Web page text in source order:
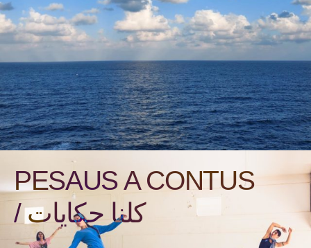
PESAUS A CONTUS
/ كلنا حكايات